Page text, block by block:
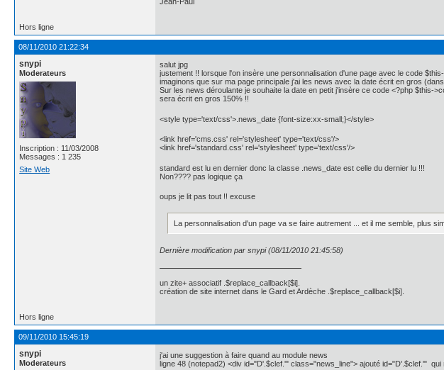
Hors ligne
08/11/2010 21:22:34
snypi
Moderateurs
Inscription : 11/03/2008
Messages : 1 235
Site Web
salut jpg
justement !! lorsque l'on insère une personnalisation d'une page avec le code
imaginons que sur ma page principale j'ai les news avec la date écrit en gros
Sur les news déroulante je souhaite la date en petit j'insère ce code <?php $this-
sera écrit en gros 150% !!
<style type='text/css'>.news_date {font-size:xx-small;}</style>
<link href='cms.css' rel='stylesheet' type='text/css'/>
<link href='standard.css' rel='stylesheet' type='text/css'/>
standard est lu en dernier donc la classe .news_date est celle du dernier lu !!!
Non???? pas logique ça
oups je lit pas tout !! excuse
La personnalisation d'un page va se faire autrement ... et il me semble, plus
Dernière modification par snypi (08/11/2010 21:45:58)
un zite+ associatif .$replace_callback[$i].
création de site internet dans le Gard et Ardèche .$replace_callback[$i].
Hors ligne
09/11/2010 15:45:19
snypi
Moderateurs
j'ai une suggestion à faire quand au module news
ligne 48 (notepad2) <div id="D'.$clef.'" class="news_line"> ajouté id="D'.$clef.'"